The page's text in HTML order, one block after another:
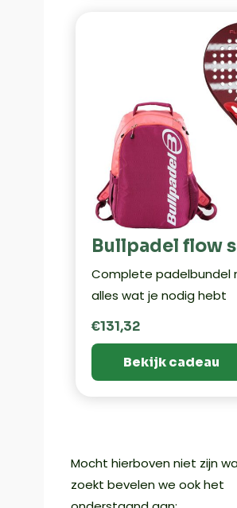
Bullpadel flow
Complete padelbundel
alles wat je nodig hebt
€131,32
Bekijk cadeau
Mocht hierboven niet zijn
zoekt bevelen we ook het